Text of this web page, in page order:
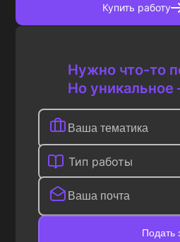
Купить работу
Нужно что-то
Но
Тип работы
Подать